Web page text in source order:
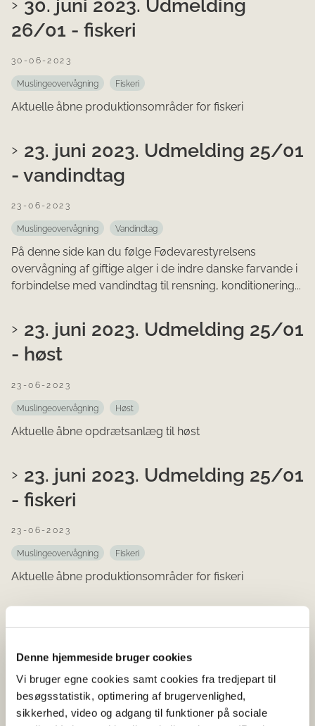
Denne hjemmeside bruger cookies
Vi bruger egne cookies samt cookies fra tredjepart til
besøgsstatistik, optimering af brugervenlighed,
sikkerhed, video og adgang til funktioner på sociale
30. juni 2023. Udmelding
26/01 - fiskeri
30-06-2023
Muslingeovervågning Fiskeri
Aktuelle åbne produktionsområder for fiskeri
23. juni 2023. Udmelding 25/01
- vandindtag
23-06-2023
Muslingeovervågning Vandindtag
På denne side kan du følge Fødevarestyrelsens
overvågning af giftige alger i de indre danske farvande i
forbindelse med vandindtag til rensning, konditionering...
23. juni 2023. Udmelding 25/01
- høst
23-06-2023
Muslingeovervågning Høst
Aktuelle åbne opdrætsanlæg til høst
23. juni 2023. Udmelding 25/01
- fiskeri
23-06-2023
Muslingeovervågning Fiskeri
Aktuelle åbne produktionsområder for fiskeri
16-06-2023
Muslingeovervågning Vandindtag
Aktuelle åbne vandindtag til rensning, konditionering og